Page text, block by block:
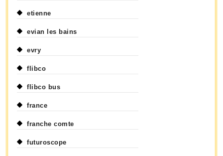
etienne
evian les bains
evry
flibco
flibco bus
france
franche comte
futuroscope